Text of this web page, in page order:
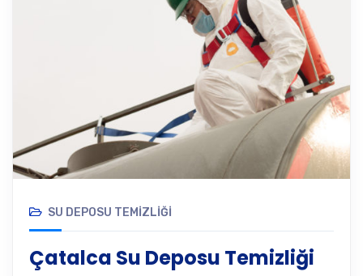
SU DEPOSU TEMIZLIĞI
Çatalca Su Deposu Temizliği